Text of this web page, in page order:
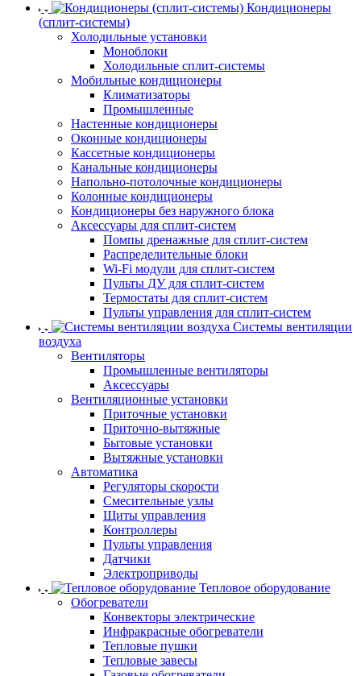
Кондиционеры
(сплит-системы)
Холодильные установки
Моноблоки
Холодильные сплит-системы
Мобильные кондиционеры
Климатизаторы
Промышленные
Настенные кондиционеры
Оконные кондиционеры
Кассетные кондиционеры
Канальные кондиционеры
Напольно-потолочные кондиционеры
Колонные кондиционеры
Кондиционеры без наружного блока
Аксессуары для сплит-систем
Помпы дренажные для сплит-систем
Распределительные блоки
Wi-Fi модули для сплит-систем
Пульты ДУ для сплит-систем
Термостаты для сплит-систем
Пульты управления для сплит-систем
Системы вентиляции
воздуха
Вентиляторы
Промышленные вентиляторы
Аксессуары
Вентиляционные установки
Приточные установки
Приточно-вытяжные
Бытовые установки
Вытяжные установки
Автоматика
Регуляторы скорости
Смесительные узлы
Щиты управления
Контроллеры
Пульты управления
Датчики
Электроприводы
Тепловое оборудование
Обогреватели
Конвекторы электрические
Инфракрасные обогреватели
Тепловые пушки
Тепловые завесы